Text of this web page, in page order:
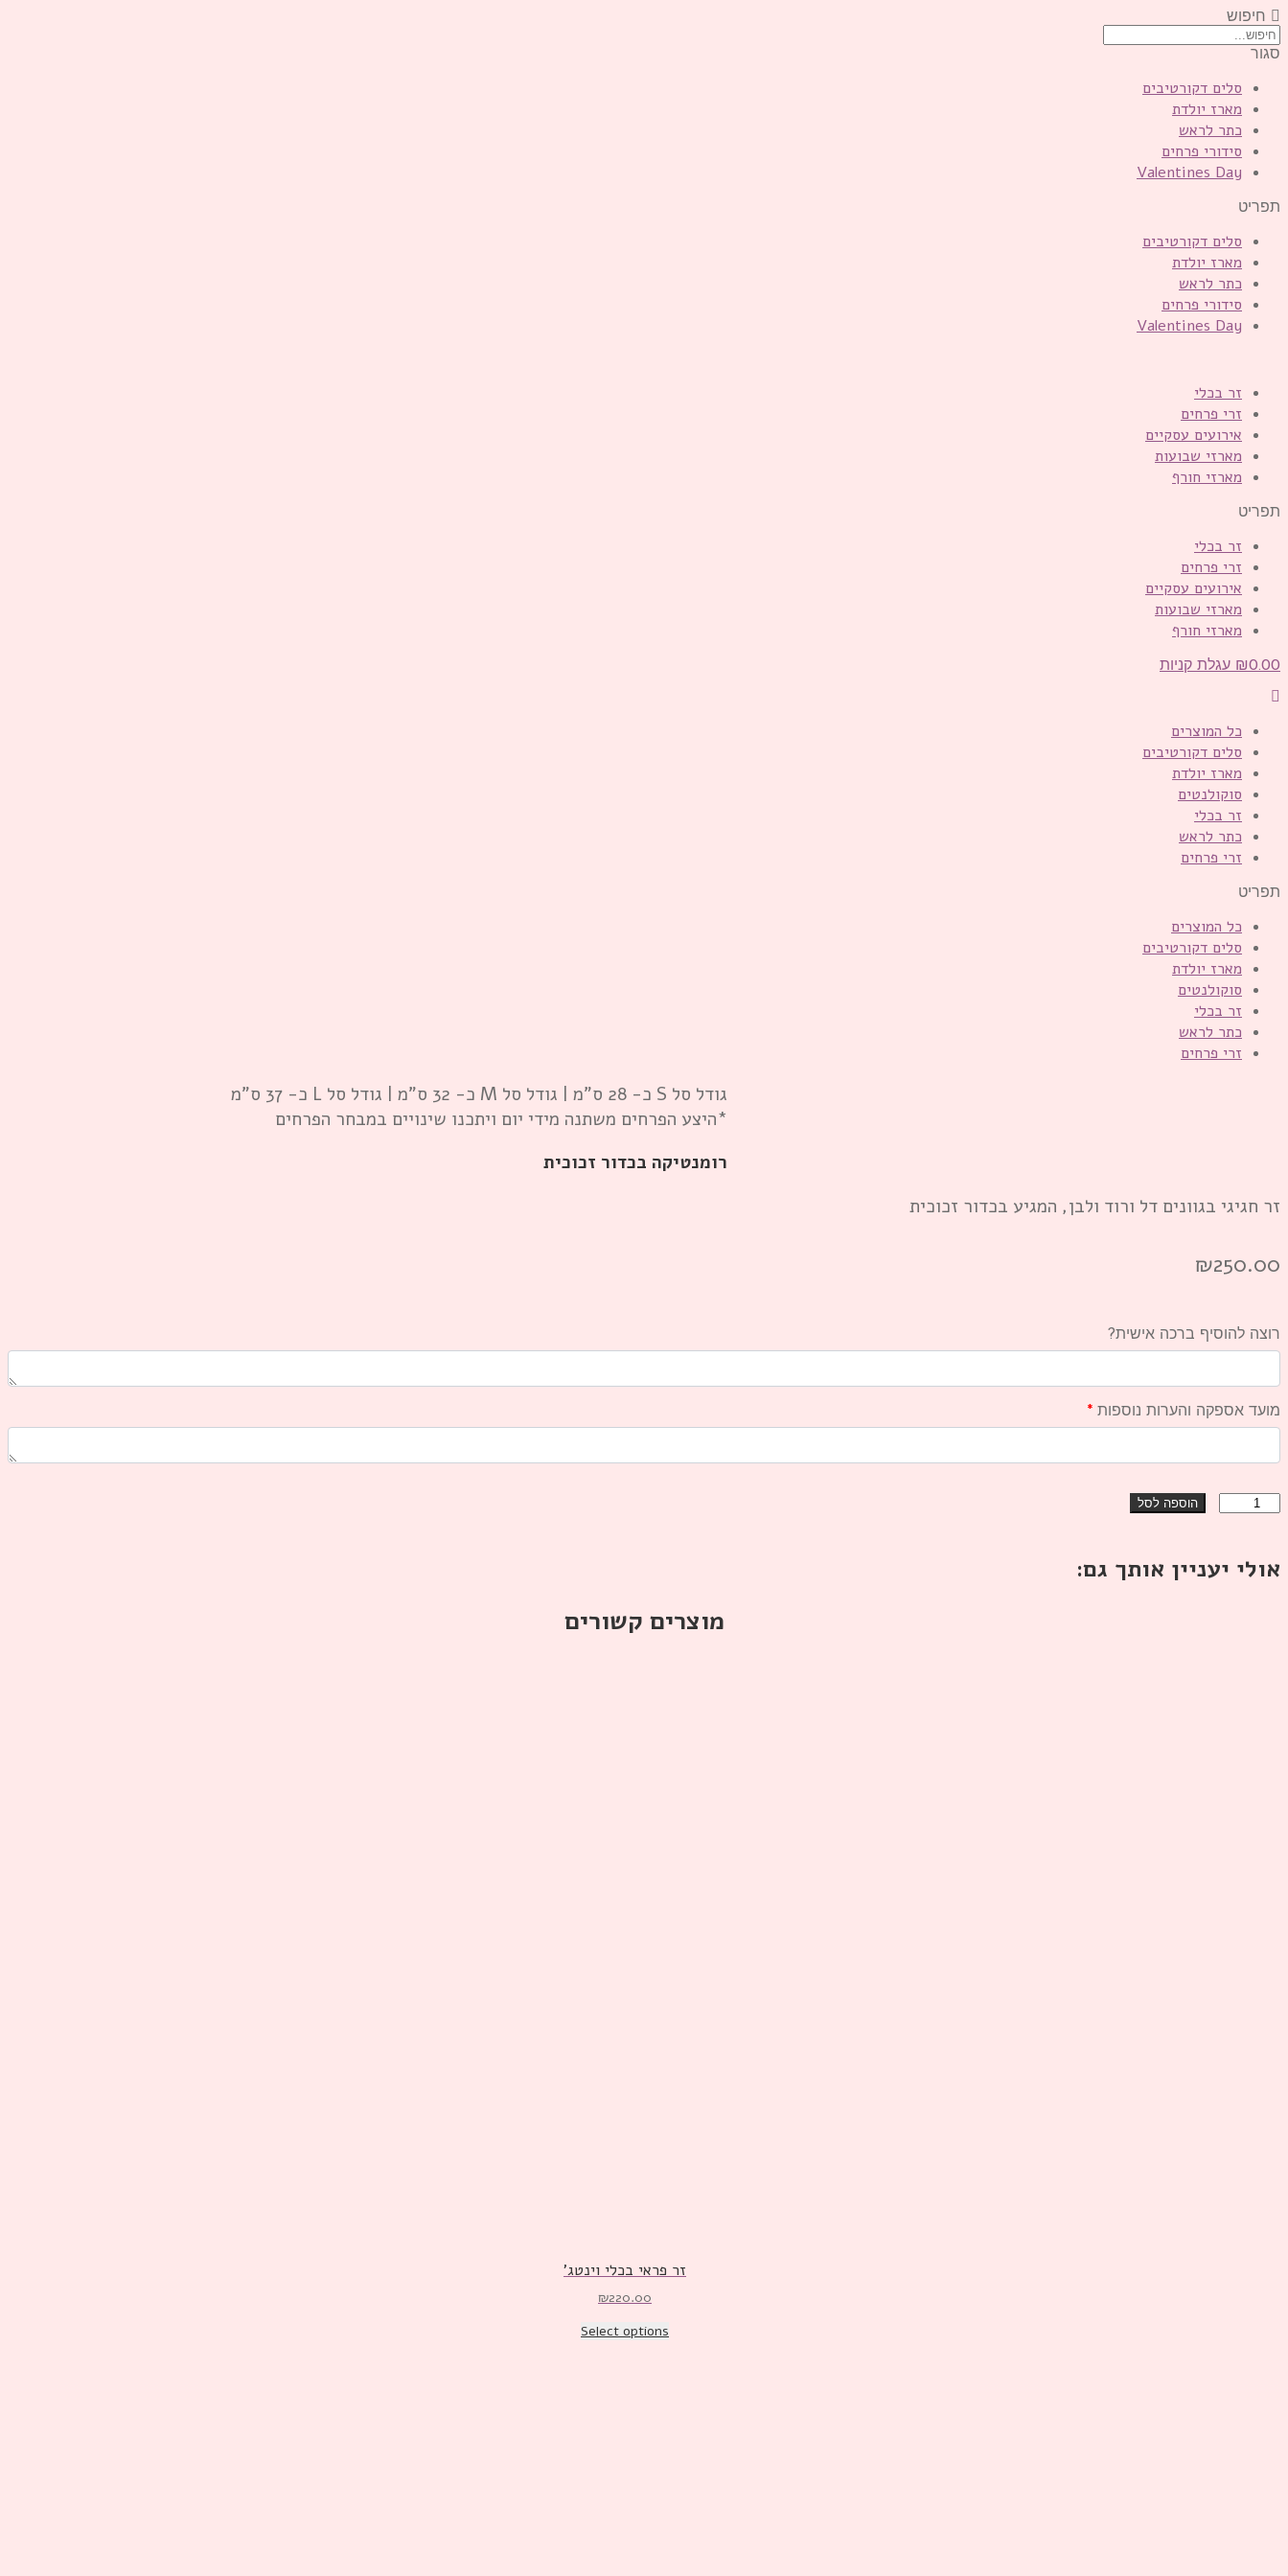
חיפוש
סגור
סלים דקורטיבים
מארז יולדת
כתר לראש
סידורי פרחים
Valentines Day
תפריט
סלים דקורטיבים
מארז יולדת
כתר לראש
סידורי פרחים
Valentines Day
זר בכלי
זרי פרחים
אירועים עסקיים
מארזי שבועות
מארזי חורף
תפריט
זר בכלי
זרי פרחים
אירועים עסקיים
מארזי שבועות
מארזי חורף
₪0.00 עגלת קניות
כל המוצרים
סלים דקורטיבים
מארז יולדת
סוקולנטים
זר בכלי
כתר לראש
זרי פרחים
תפריט
כל המוצרים
סלים דקורטיבים
מארז יולדת
סוקולנטים
זר בכלי
כתר לראש
זרי פרחים
גודל סל S כ- 28 ס”מ | גודל סל M כ- 32 ס”מ | גודל סל L כ- 37 ס”מ
*היצע הפרחים משתנה מידי יום ויתכנו שינויים במבחר הפרחים
רומנטיקה בכדור זכוכית
זר חגיגי בגוונים דל ורוד ולבן, המגיע בכדור זכוכית
₪250.00
רוצה להוסיף ברכה אישית?
מועד אספקה והערות נוספות *
כמות
זכוכית
הוספה לסל
אולי יעניין אותך גם:
מוצרים קשורים
זר פראי בכלי וינטג’
₪220.00
Select options